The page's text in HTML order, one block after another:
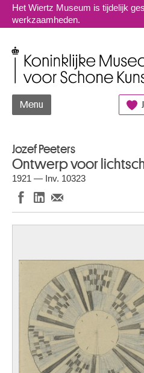
Het Wiertz Museum is tijdelijk
werkzaamheden.
Menu
Jozef Peeters
Ontwerp voor
1921 — Inv. 10323